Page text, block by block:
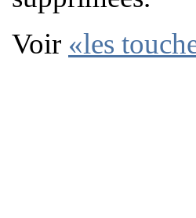
Voir «les